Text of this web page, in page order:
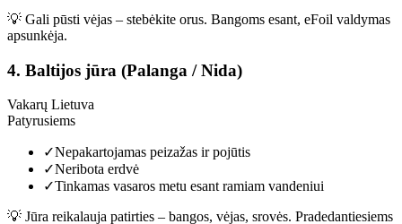
💡 Gali pūsti vėjas – stebėkite orus. Bangoms esant, eFoil valdymas
apsunkėja.
4. Baltijos jūra (Palanga / Nida)
Vakarų Lietuva
Patyrusiems
✓Nepakartojamas peizažas ir pojūtis
✓Neribota erdvė
✓Tinkamas vasaros metu esant ramiam vandeniui
💡 Jūra reikalauja patirties – bangos, vėjas, srovės. Pradedantiesiems